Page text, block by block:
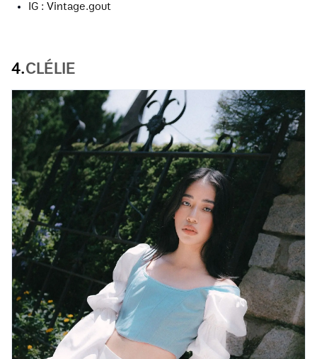
IG : Vintage.gout
4.CLÉLIE